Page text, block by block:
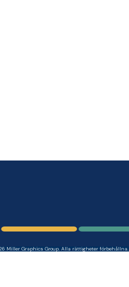
Miller Graphics Group. Alla rättigheter förbehållna.